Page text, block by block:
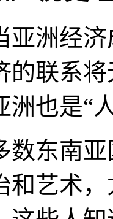
亚洲经
的联系
洲也是“
数东南
和艺术